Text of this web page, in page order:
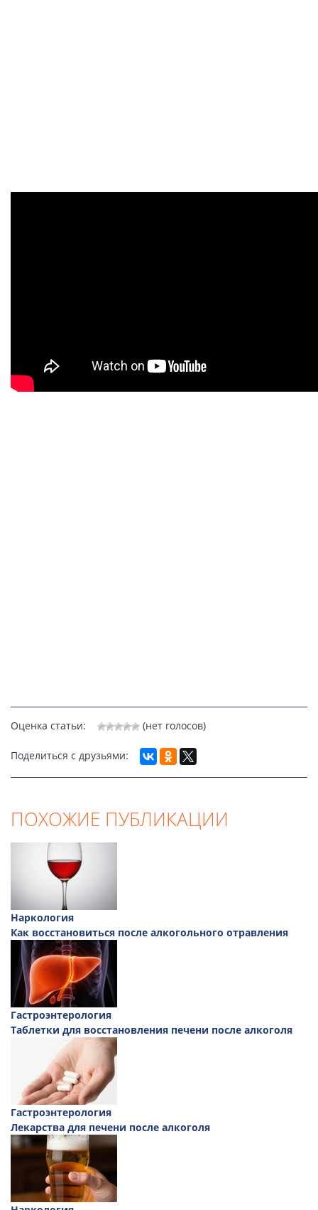
Оценка статьи: (нет голосов)
Поделиться с друзьями:
ПОХОЖИЕ ПУБЛИКАЦИИ
Наркология
Как восстановиться после алкогольного отравления
Гастроэнтерология
Таблетки для восстановления печени после алкоголя
Гастроэнтерология
Лекарства для печени после алкоголя